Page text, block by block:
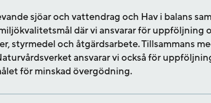
sjöar och vattendrag och Hav i balans
där vi ansvarar för uppföljning
styrmedel och åtgärdsarbete. Tillsammans
ansvarar vi också för
för minskad övergödning.